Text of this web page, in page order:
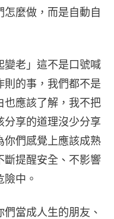
麼做，而是自動自
變老」這不是口號喊
則的事，我們都不是
也應該了解，我不把
分享的道理沒少分享
你們感覺上應該成熟
斷提醒安全、不影響
中。
當成人生的朋友、